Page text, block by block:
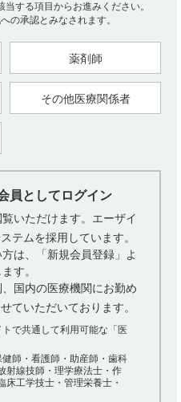
区分に関する以下の記載があ
薬品
使用すること
処方箋医薬品
使用すること
フォーム 2023年5月改訂（第
目 1．規制区分
フォーム 2022年7月改訂（第
目 1．規制区分
分、規格の種類、製剤の性
する項目からお進みください。
の承認とみなされます。
薬剤師
その他医療関係者
員としてログイン
いただけます。エーザイ
テムを採用しています。
は、「新規会員登録」よ
す。
国内の医療機関にお勤め
ていただいております。
で共通して利用可能な「医
師・看護師・助産師・歯科
射線技師・理学療法士・作
床工学技士・管理栄養士・